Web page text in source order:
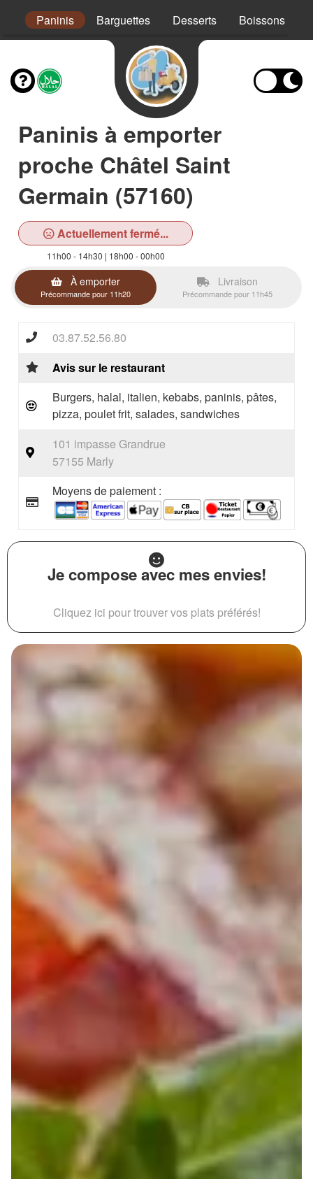
Paninis Barguettes Desserts Boissons
Paninis à emporter
proche Châtel Saint
Germain (57160)
Actuellement fermé...
11h00 - 14h30 | 18h00 - 00h00
À emporter
Précommande pour 11h20
Livraison
Précommande pour 11h45
03.87.52.56.80
Avis sur le restaurant
Burgers, halal, italien, kebabs, paninis, pâtes,
pizza, poulet frit, salades, sandwiches
101 impasse Grandrue
57155 Marly
Moyens de paiement :
Je compose avec mes envies!
Cliquez ici pour trouver vos plats préférés!